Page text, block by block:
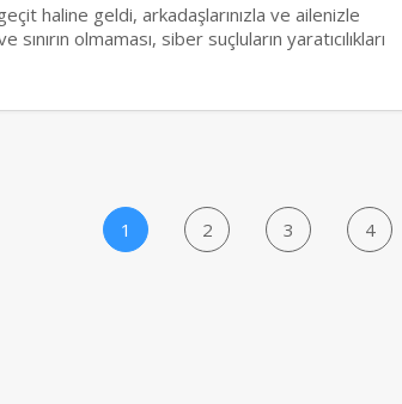
haline geldi, arkadaşlarınızla ve ailenizle
olmaması, siber suçluların yaratıcılıkları
1 2 3 4